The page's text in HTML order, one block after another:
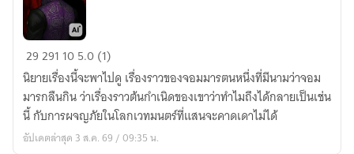
จอม
มาร
กลืน
กิน
:
กำเนิด
29291 105.0 (1)
นิยายเรื่องนี้จะพาไปดู เรื่องราวของจอมมารตนหนึ่งที่มีนามว่าจอม
มารกลืนกิน ว่าเรื่องราวต้นกำเนิดของเขาว่าทำไมถึงได้กลายเป็นเช่น
นี้ กับการผจญภัยในโลกเวทมนตร์ที่แสนจะคาดเดาไม่ได้
อัปเดตล่าสุด 3 ส.ค. 69 / 09:35 น.